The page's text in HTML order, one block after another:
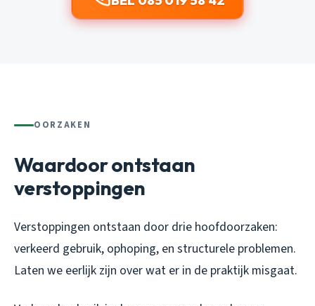
OORZAKEN
Waardoor ontstaan
verstoppingen
Verstoppingen ontstaan door drie hoofdoorzaken:
verkeerd gebruik, ophoping, en structurele problemen.
Laten we eerlijk zijn over wat er in de praktijk misgaat.